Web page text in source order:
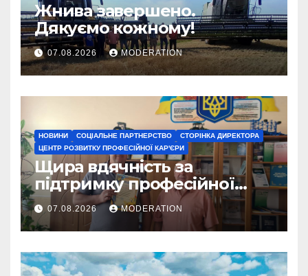
Жнива завершено.
Дякуємо кожному!
07.08.2026 MODERATION
НОВИНИ СОЦІАЛЬНЕ ПАРТНЕРСТВО
СТОРІНКА ДИРЕКТОРА
ЦЕНТР РОЗВИТКУ ПРОФЕСІЙНОЇ КАР'ЄРИ
Щира вдячність за
підтримку професійної
освіти
07.08.2026 MODERATION